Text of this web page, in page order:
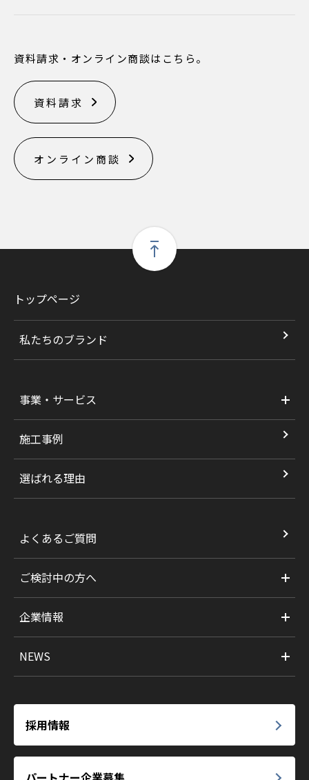
資料請求・オンライン商談はこちら。
資料請求
オンライン商談
トップページ
私たちのブランド
事業・サービス
施工事例
選ばれる理由
よくあるご質問
ご検討中の方へ
企業情報
NEWS
採用情報